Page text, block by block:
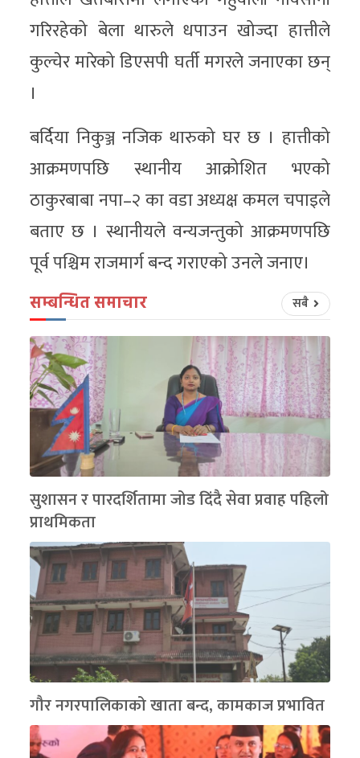
गरिरहेको बेला थारुले धपाउन खोज्दा हात्तीले
कुल्चेर मारेको डिएसपी घर्ती मगरले जनाएका छन्
।
बर्दिया निकुञ्ज नजिक थारुको घर छ । हात्तीको
आक्रमणपछि स्थानीय आक्रोशित भएको
ठाकुरबाबा नपा–२ का वडा अध्यक्ष कमल चपाइले
बताए छ । स्थानीयले वन्यजन्तुको आक्रमणपछि
पूर्व पश्चिम राजमार्ग बन्द गराएको उनले जनाए।
सम्बन्धित समाचार सबै
सुशासन र पारदर्शितामा जोड दिंदै सेवा प्रवाह पहिलो
प्राथमिकता
गौर नगरपालिकाको खाता बन्द, कामकाज प्रभावित